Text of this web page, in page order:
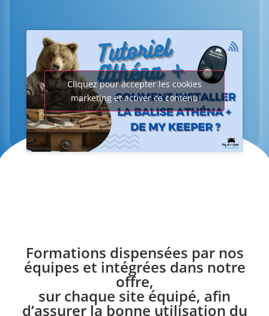
Cliquez pour accepter les cookies
marketing et activer ce contenu
Formations dispensées par nos
équipes et intégrées dans notre
offre,
sur chaque site équipé, afin
d’assurer la bonne utilisation du